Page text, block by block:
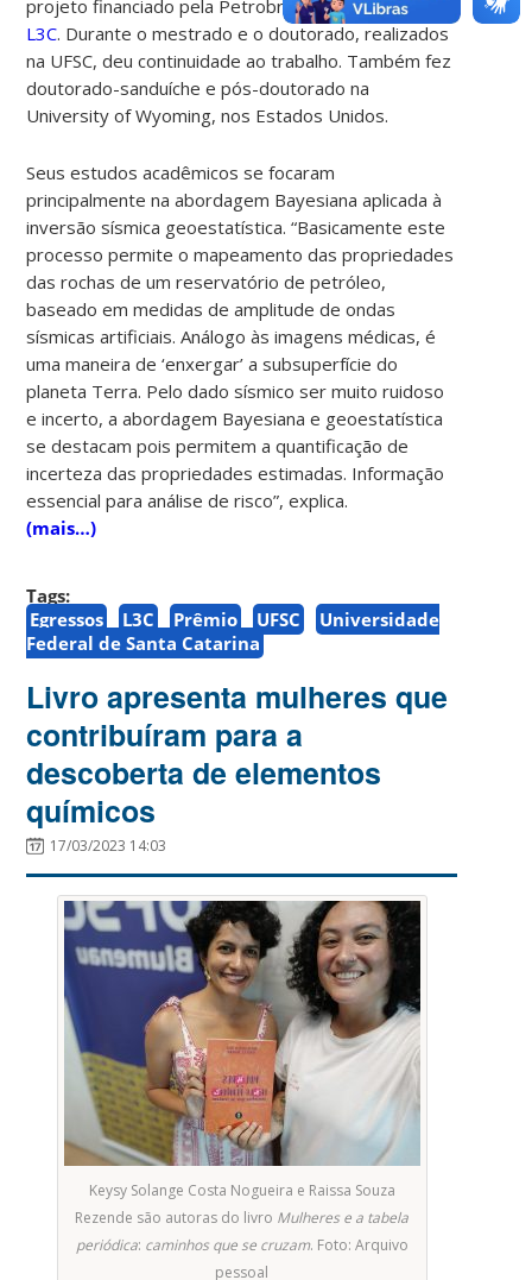
projeto financiado pela Petrobras nolaboratório
L3C. Durante o mestrado e o doutorado, realizados
na UFSC, deu continuidade ao trabalho. Também fez
doutorado-sanduíche e pós-doutorado na
University of Wyoming, nos Estados Unidos.
Seus estudos acadêmicos se focaram
principalmente na abordagem Bayesiana aplicada à
inversão sísmica geoestatística. “Basicamente este
processo permite o mapeamento das propriedades
das rochas de um reservatório de petróleo,
baseado em medidas de amplitude de ondas
sísmicas artificiais. Análogo às imagens médicas, é
uma maneira de ‘enxergar’ a subsuperfície do
planeta Terra. Pelo dado sísmico ser muito ruidoso
e incerto, a abordagem Bayesiana e geoestatística
se destacam pois permitem a quantificação de
incerteza das propriedades estimadas. Informação
essencial para análise de risco”, explica.
(mais…)
Tags:
Egressos
L3C Prêmio UFSC
Universidade
Federal de Santa Catarina
Livro apresenta mulheres que
contribuíram para a
descoberta de elementos
químicos
17/03/2023 14:03
Keysy Solange Costa Nogueira e Raissa Souza
Rezende são autoras do livro Mulheres e a tabela
periódica: caminhos que se cruzam. Foto: Arquivo
pessoal